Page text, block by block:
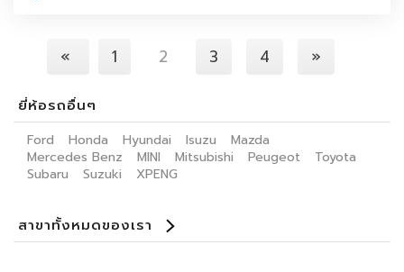
« 1 2 3 4 »
ยี่ห้อรถอื่นๆ
Ford Honda Hyundai Isuzu
Mazda
Mercedes Benz
MINI Mitsubishi Peugeot
Toyota
Subaru
Suzuki XPENG
สาขาทั้งหมดของเรา